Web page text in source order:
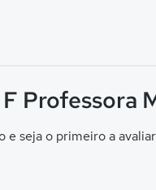
Professora
e seja o primeiro a